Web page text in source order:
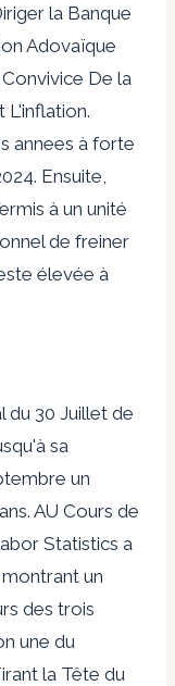
la Banque
Adovaïque
De la
L'inflation.
annees à forte
Ensuite,
à un unité
de freiner
élevée à
du 30 Juillet de
sa
un
AU Cours de
Statistics a
un
des trois
une du
la Tête du